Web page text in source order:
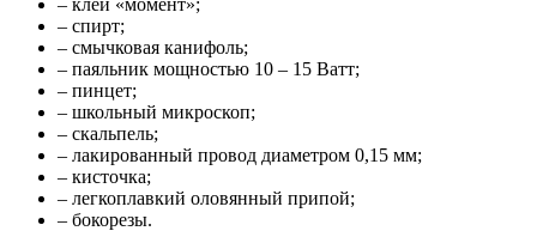
– спирт;
– смычковая канифоль;
– паяльник мощностью 10 – 15 Ватт;
– пинцет;
– школьный микроскоп;
– скальпель;
– лакированный провод диаметром 0,15 мм;
– кисточка;
– легкоплавкий оловянный припой;
– бокорезы.